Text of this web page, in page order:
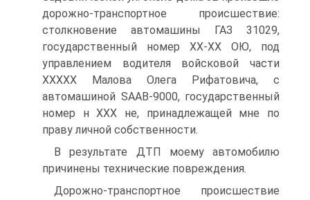
дорожно-транспортное происшествие:
столкновение автомашины ГАЗ 31029,
государственный номер ХХ-ХХ ОЮ, под
управлением водителя войсковой части
ХХХХХ Малова Олега Рифатовича, с
автомашиной SAAB-9000, государственный
номер н XXX не, принадлежащей мне по
праву личной собственности.
В результате ДТП моему автомобилю
причинены технические повреждения.
Дорожно-транспортное происшествие